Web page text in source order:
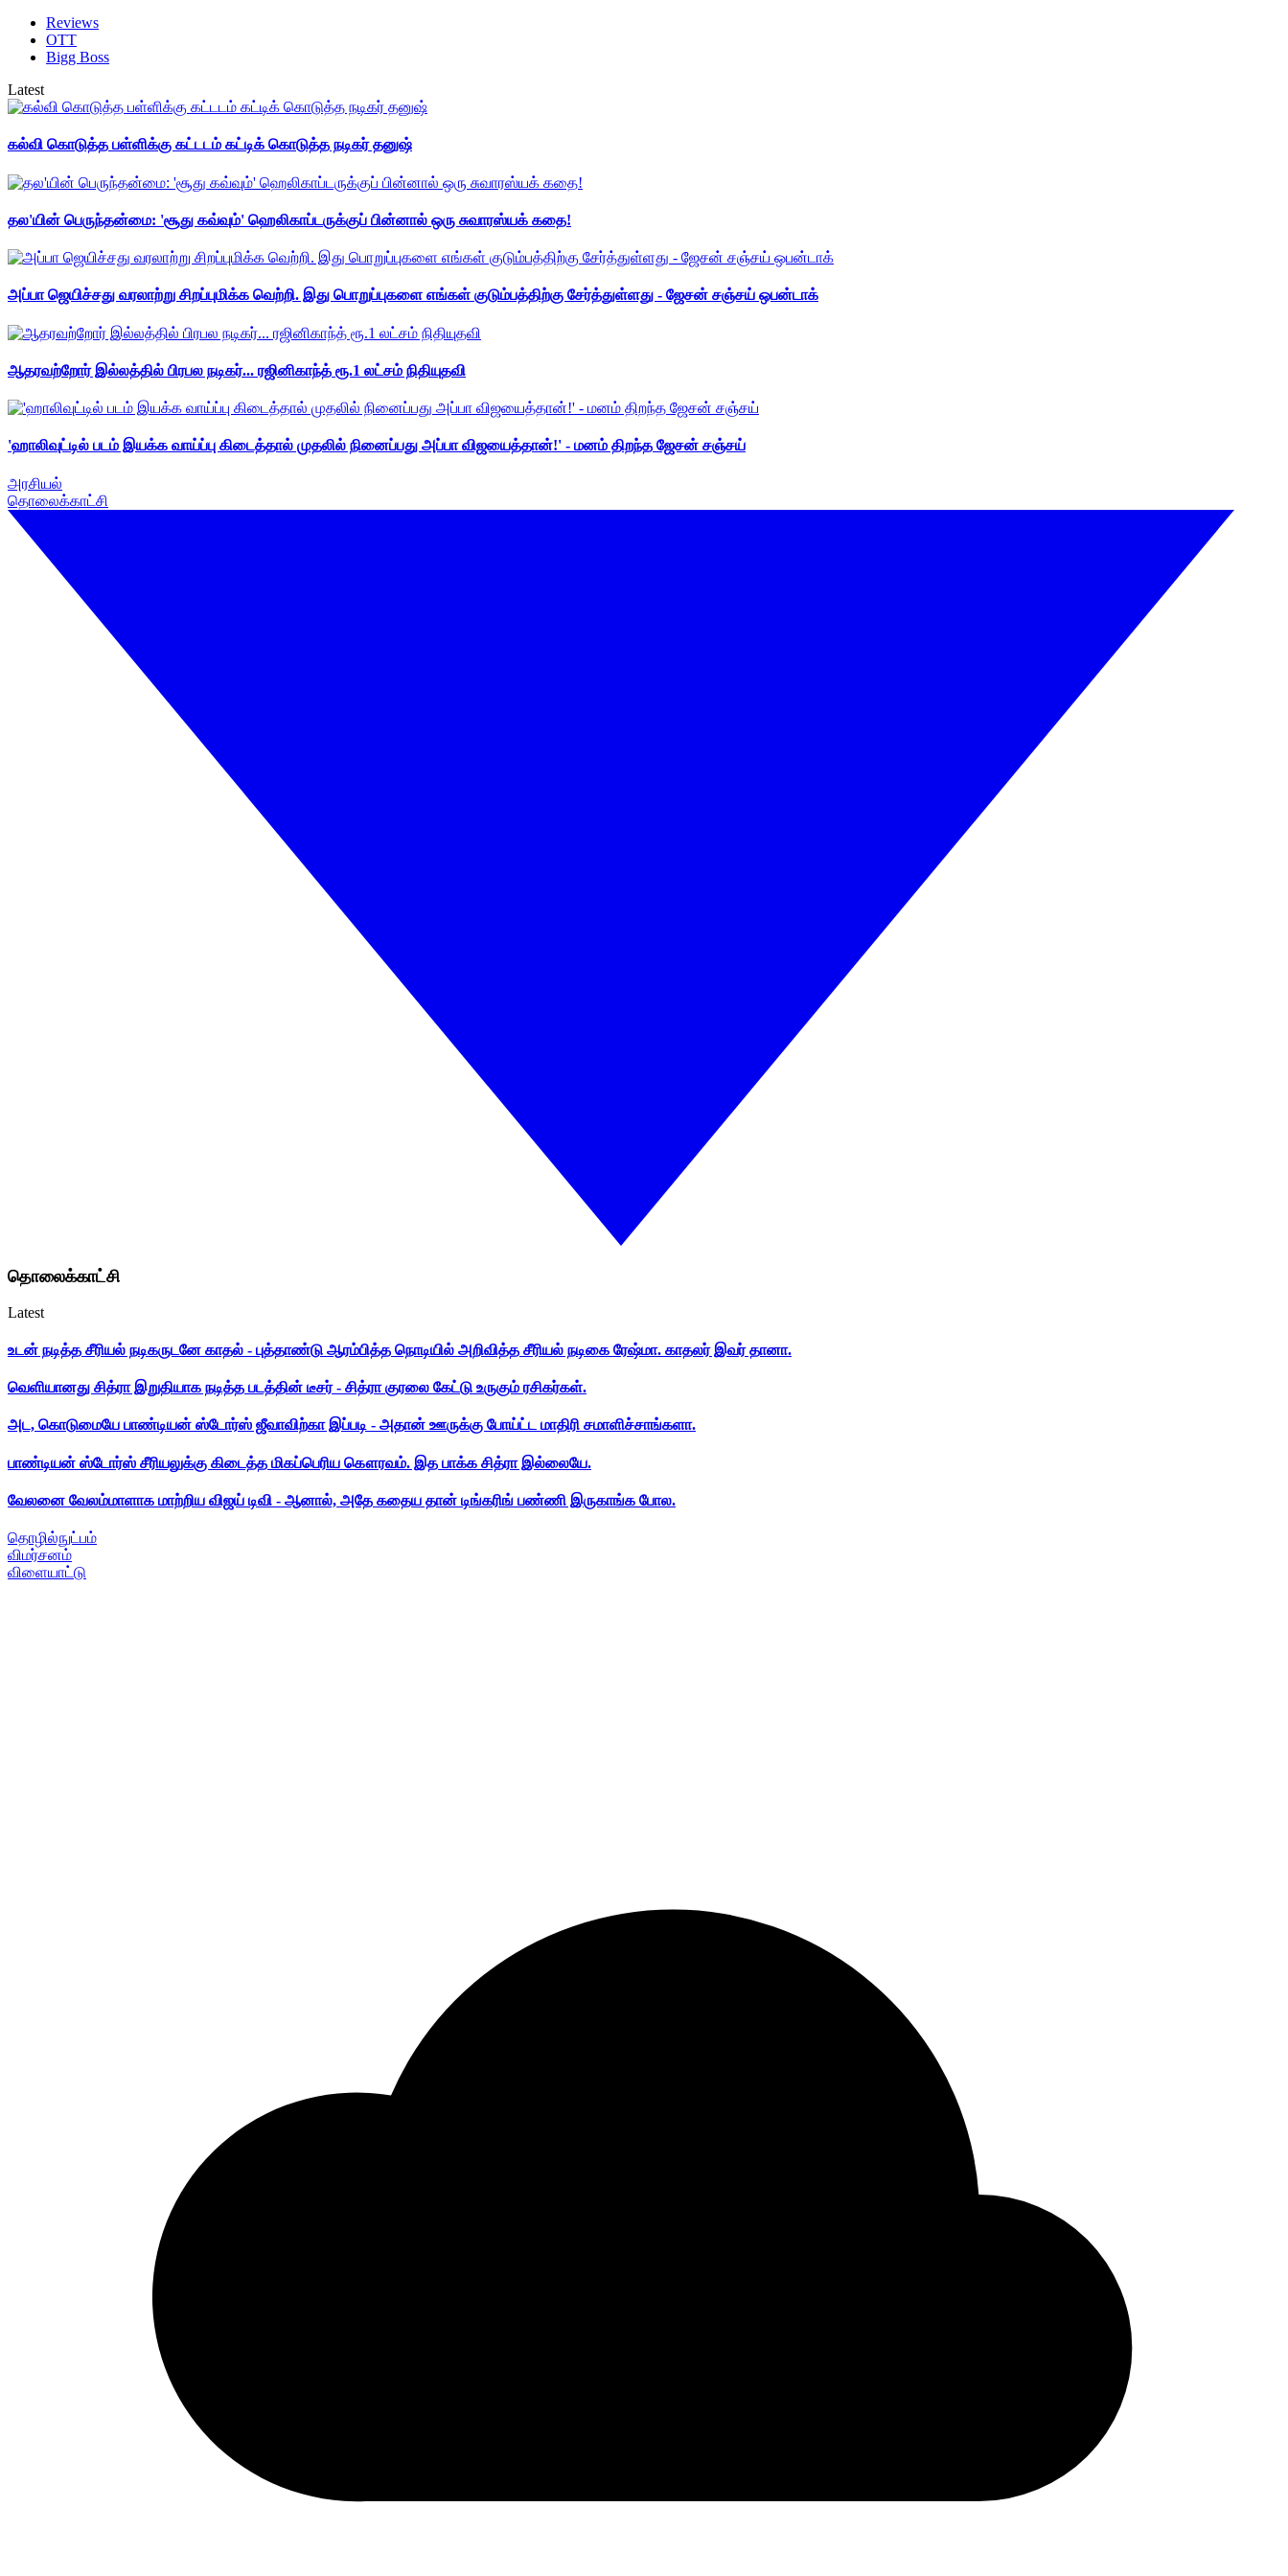
Reviews
OTT
Bigg Boss
Latest
கல்வி கொடுத்த பள்ளிக்கு கட்டடம் கட்டிக் கொடுத்த நடிகர் தனுஷ்
தல'யின் பெருந்தன்மை: 'சூது கவ்வும்' ஹெலிகாப்டருக்குப் பின்னால் ஒரு சுவாரஸ்யக் கதை!
அப்பா ஜெயிச்சது வரலாற்று சிறப்புமிக்க வெற்றி. இது பொறுப்புகளை எங்கள் குடும்பத்திற்கு சேர்த்துள்ளது - ஜேசன் சஞ்சய் ஒபன்டாக்
ஆதரவற்றோர் இல்லத்தில் பிரபல நடிகர்... ரஜினிகாந்த் ரூ.1 லட்சம் நிதியுதவி
'ஹாலிவுட்டில் படம் இயக்க வாய்ப்பு கிடைத்தால் முதலில் நினைப்பது அப்பா விஜயைத்தான்!' - மனம் திறந்த ஜேசன் சஞ்சய்
அரசியல்
தொலைக்காட்சி
தொலைக்காட்சி
Latest
உடன் நடித்த சீரியல் நடிகருடனே காதல் - புத்தாண்டு ஆரம்பித்த நொடியில் அறிவித்த சீரியல் நடிகை ரேஷ்மா. காதலர் இவர் தானா.
வெளியானது சித்ரா இறுதியாக நடித்த படத்தின் டீசர் - சித்ரா குரலை கேட்டு உருகும் ரசிகர்கள்.
அட, கொடுமையே பாண்டியன் ஸ்டோர்ஸ் ஜீவாவிற்கா இப்படி - அதான் ஊருக்கு போய்ட்ட மாதிரி சமாளிச்சாங்களா.
பாண்டியன் ஸ்டோர்ஸ் சீரியலுக்கு கிடைத்த மிகப்பெரிய கௌரவம். இத பாக்க சித்ரா இல்லையே.
வேலனை வேலம்மாளாக மாற்றிய விஜய் டிவி - ஆனால், அதே கதைய தான் டிங்கரிங் பண்ணி இருகாங்க போல.
தொழில்நுட்பம்
விமர்சனம்
விளையாட்டு